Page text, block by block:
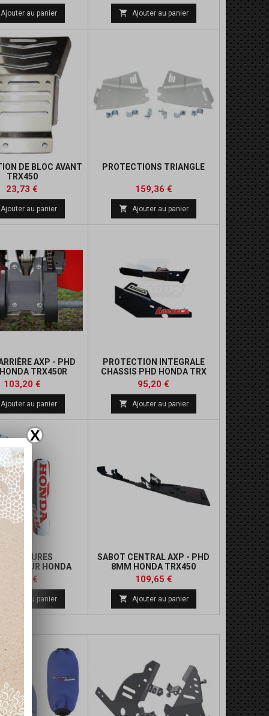
X
de
base
Ajouter au panier
base
 Ajouter au panier
DE BLOC AVANT
TRX450
Prix
23,73 €
base
Ajouter au panier
PROTECTIONS TRIANGLE
Prix
159,36 €Prix
de
base
 Ajouter au panier
AXP - PHD
TRX450R
Prix
103,20 €Prix
de
base
Ajouter au panier
PROTECTION INTEGRALE
CHASSIS PHD HONDA TRX
450R
Prix
95,20 €
base
 Ajouter au panier
HONDA
TRX 450/400
Prix
40,00 €
Ajouter au panier
SABOT CENTRAL AXP - PHD
8MM HONDA TRX450
Prix
109,65 €Prix
de
base
 Ajouter au panier